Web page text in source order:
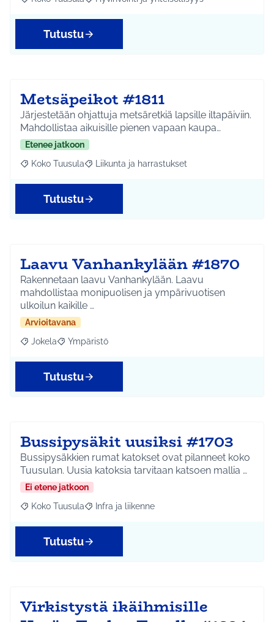
Rajaa tulokset aihepiirin mukaan: Koko Tuusula
Rajaa tulokset teeman mukaan: Hyvinvointi ja
Tutustu
Metsäpeikot #1811
Järjestetään ohjattuja metsäretkiä lapsille iltapäiviin.
Mahdollistaa aikuisille pienen vapaan kaupa…
Etenee jatkoon
Rajaa tulokset aihepiirin mukaan: Koko Tuusula
Koko Tuusula Rajaa tulokset teeman mukaan: Liikunta ja
Liikunta ja harrastukset
Tutustu
Laavu Vanhankylään #1870
Rakennetaan laavu Vanhankylään. Laavu
mahdollistaa monipuolisen ja ympärivuotisen
ulkoilun kaikille …
Arvioitavana
Rajaa tulokset aihepiirin mukaan: Jokela
Jokela Rajaa tulokset teeman mukaan: Ympäristö
Ympäristö
Tutustu
Bussipysäkit uusiksi #1703
Bussipysäkkien rumat katokset ovat pilanneet koko
Tuusulan. Uusia katoksia tarvitaan katsoen mallia …
Ei etene jatkoon
Rajaa tulokset aihepiirin mukaan: Koko Tuusula
Koko Tuusula Rajaa tulokset teeman mukaan: Infra ja liikenne
Infra ja liikenne
Tutustu
Virkistystä ikäihmisille